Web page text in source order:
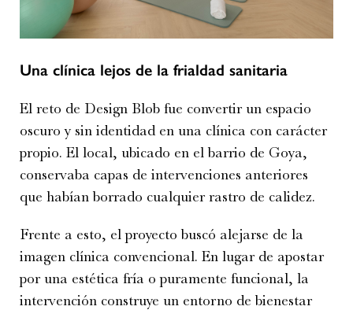
Una clínica lejos de la frialdad sanitaria
El reto de Design Blob fue convertir un espacio
oscuro y sin identidad en una clínica con carácter
propio. El local, ubicado en el barrio de Goya,
conservaba capas de intervenciones anteriores
que habían borrado cualquier rastro de calidez.
Frente a esto, el proyecto buscó alejarse de la
imagen clínica convencional. En lugar de apostar
por una estética fría o puramente funcional, la
intervención construye un entorno de bienestar